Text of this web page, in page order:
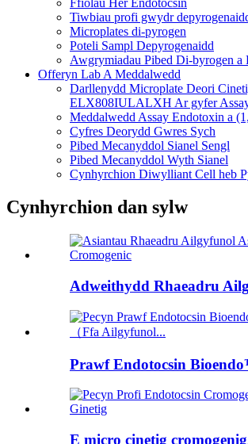
Tiwbiau profi gwydr
Microplates di-pyrogen
Poteli Sampl Depyrogenaidd
Awgrymiadau Pibed Di-byrogen a
Offeryn Lab A Meddalwedd
Darllenydd Microplate Deori
ELX808IULALXH Ar gyfer
Meddalwedd Assay Endotoxin a
Cyfres Deorydd Gwres Sych
Pibed Mecanyddol Sianel Sengl
Pibed Mecanyddol Wyth Sianel
Cynhyrchion Diwylliant Cell heb
Cynhyrchion dan sylw
Adweithydd Rhaeadru
Prawf Endotocsin
E micro cinetig